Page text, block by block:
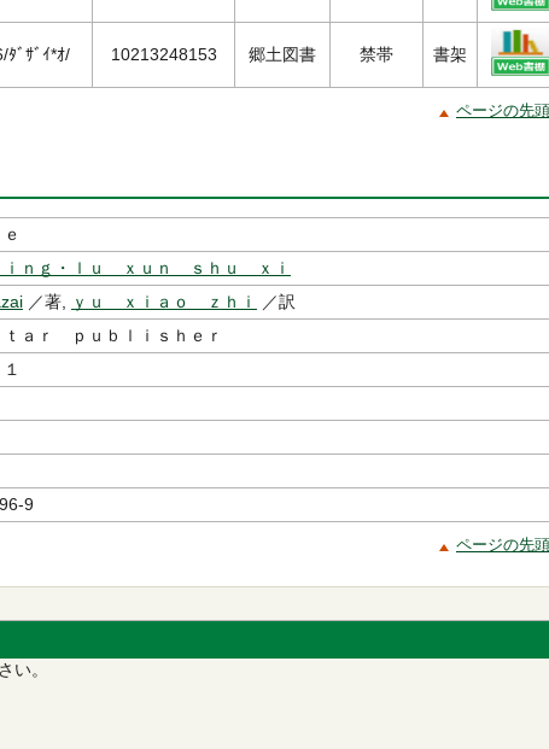
ﾀﾞｻﾞｲ*ｵ/ 10213248153 郷土図書 禁帯 書架
ページの先
ｎｇ・ｌｕ ｘｕｎ ｓｈｕ ｘｉ
／著, ｙｕ ｘｉａｏ ｚｈｉ
／訳
ａｒ ｐｕｂｌｉｓｈｅｒ
9
ページの先
い。